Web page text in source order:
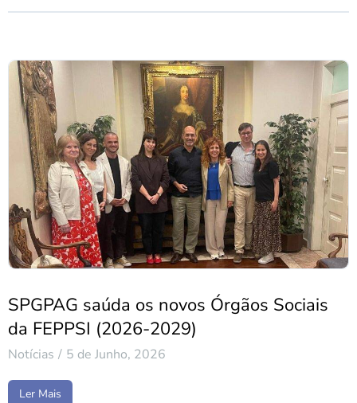
SPGPAG saúda os novos Órgãos Sociais
da FEPPSI (2026-2029)
Notícias 5 de Junho, 2026
Ler Mais